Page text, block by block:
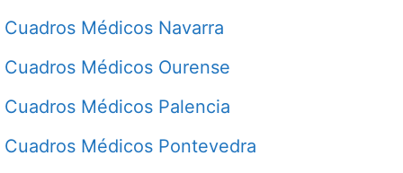
Cuadros Médicos Navarra
Cuadros Médicos Ourense
Cuadros Médicos Palencia
Cuadros Médicos Pontevedra